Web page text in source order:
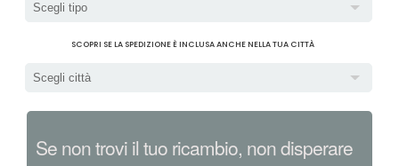
Scegli tipo
SCOPRI SE LA SPEDIZIONE È INCLUSA ANCHE NELLA TUA CITTÀ
Scegli città
Se non trovi il tuo ricambio, non disperare